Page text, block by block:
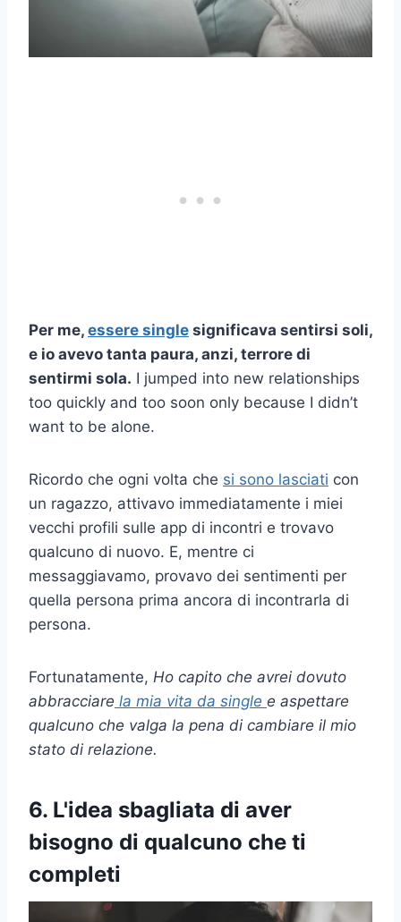
Per me, essere single significava sentirsi soli,
e io avevo tanta paura, anzi, terrore di
sentirmi sola. I jumped into new relationships
too quickly and too soon only because I didn’t
want to be alone.
Ricordo che ogni volta che si sono lasciati con
un ragazzo, attivavo immediatamente i miei
vecchi profili sulle app di incontri e trovavo
qualcuno di nuovo. E, mentre ci
messaggiavamo, provavo dei sentimenti per
quella persona prima ancora di incontrarla di
persona.
Fortunatamente, Ho capito che avrei dovuto
abbracciare la mia vita da single e aspettare
qualcuno che valga la pena di cambiare il mio
stato di relazione.
6. L'idea sbagliata di aver
bisogno di qualcuno che ti
completi